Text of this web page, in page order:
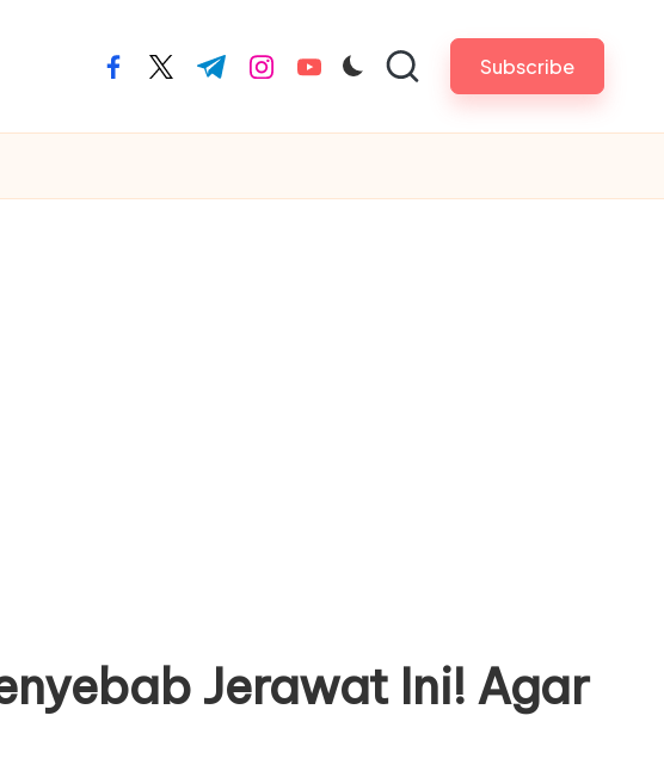
facebook.com
twitter.com
t.me instagram.com
youtube.com Subscribe
Jerawat Ini! Agar